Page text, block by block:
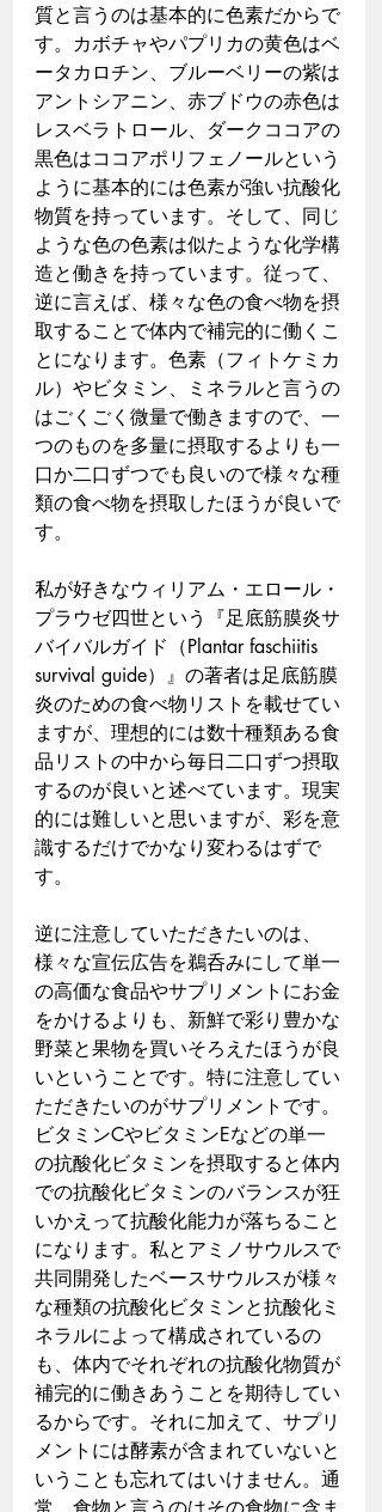
質と言うのは基本的に色素だからで
す。カボチャやパプリカの黄色はベ
ータカロチン、ブルーベリーの紫は
アントシアニン、赤ブドウの赤色は
レスベラトロール、ダークココアの
黒色はココアポリフェノールという
ように基本的には色素が強い抗酸化
物質を持っています。そして、同じ
ような色の色素は似たような化学構
造と働きを持っています。従って、
逆に言えば、様々な色の食べ物を摂
取することで体内で補完的に働くこ
とになります。色素（フィトケミカ
ル）やビタミン、ミネラルと言うの
はごくごく微量で働きますので、一
つのものを多量に摂取するよりも一
口か二口ずつでも良いので様々な種
類の食べ物を摂取したほうが良いで
す。
私が好きなウィリアム・エロール・
プラウゼ四世という『足底筋膜炎サ
バイバルガイド（Plantar faschiitis
survival guide）』の著者は足底筋膜
炎のための食べ物リストを載せてい
ますが、理想的には数十種類ある食
品リストの中から毎日二口ずつ摂取
するのが良いと述べています。現実
的には難しいと思いますが、彩を意
識するだけでかなり変わるはずで
す。
逆に注意していただきたいのは、
様々な宣伝広告を鵜呑みにして単一
の高価な食品やサプリメントにお金
をかけるよりも、新鮮で彩り豊かな
野菜と果物を買いそろえたほうが良
いということです。特に注意してい
ただきたいのがサプリメントです。
ビタミンCやビタミンEなどの単一
の抗酸化ビタミンを摂取すると体内
での抗酸化ビタミンのバランスが狂
いかえって抗酸化能力が落ちること
になります。私とアミノサウルスで
共同開発したベースサウルスが様々
な種類の抗酸化ビタミンと抗酸化ミ
ネラルによって構成されているの
も、体内でそれぞれの抗酸化物質が
補完的に働きあうことを期待してい
るからです。それに加えて、サプリ
メントには酵素が含まれていないと
いうことも忘れてはいけません。通